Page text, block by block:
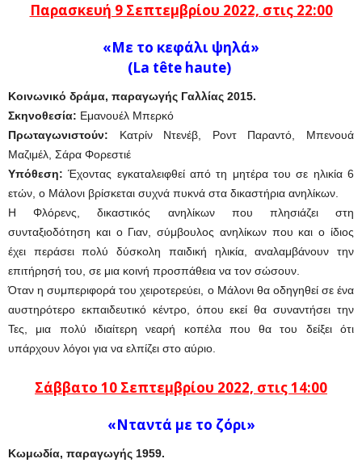
Παρασκευή 9 Σεπτεμβρίου 2022, στις 22:00
«Με το κεφάλι ψηλά»
(La tête haute)
Κοινωνικό δράμα, παραγωγής Γαλλίας 2015.
Σκηνοθεσία: Εμανουέλ Μπερκό
Πρωταγωνιστούν: Κατρίν Ντενέβ, Ροντ Παραντό, Μπενουά
Μαζιμέλ, Σάρα Φορεστιέ
Υπόθεση: Έχοντας εγκαταλειφθεί από τη μητέρα του σε ηλικία 6
ετών, ο Μάλονι βρίσκεται συχνά πυκνά στα δικαστήρια ανηλίκων.
Η Φλόρενς, δικαστικός ανηλίκων που πλησιάζει στη
συνταξιοδότηση και ο Γιαν, σύμβουλος ανηλίκων που και ο ίδιος
έχει περάσει πολύ δύσκολη παιδική ηλικία, αναλαμβάνουν την
επιτήρησή του, σε μια κοινή προσπάθεια να τον σώσουν.
Όταν η συμπεριφορά του χειροτερεύει, ο Μάλονι θα οδηγηθεί σε ένα
αυστηρότερο εκπαιδευτικό κέντρο, όπου εκεί θα συναντήσει την
Τες, μια πολύ ιδιαίτερη νεαρή κοπέλα που θα του δείξει ότι
υπάρχουν λόγοι για να ελπίζει στο αύριο.
Σάββατο 10 Σεπτεμβρίου 2022, στις 14:00
«Νταντά με το ζόρι»
Κωμωδία, παραγωγής 1959.